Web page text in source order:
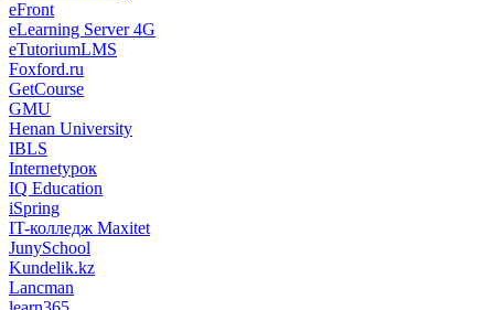
eFront
eLearning Server 4G
eTutoriumLMS
Foxford.ru
GetCourse
GMU
Henan University
IBLS
Internetурок
IQ Education
iSpring
IT-колледж Maxitet
JunySchool
Kundelik.kz
Lancman